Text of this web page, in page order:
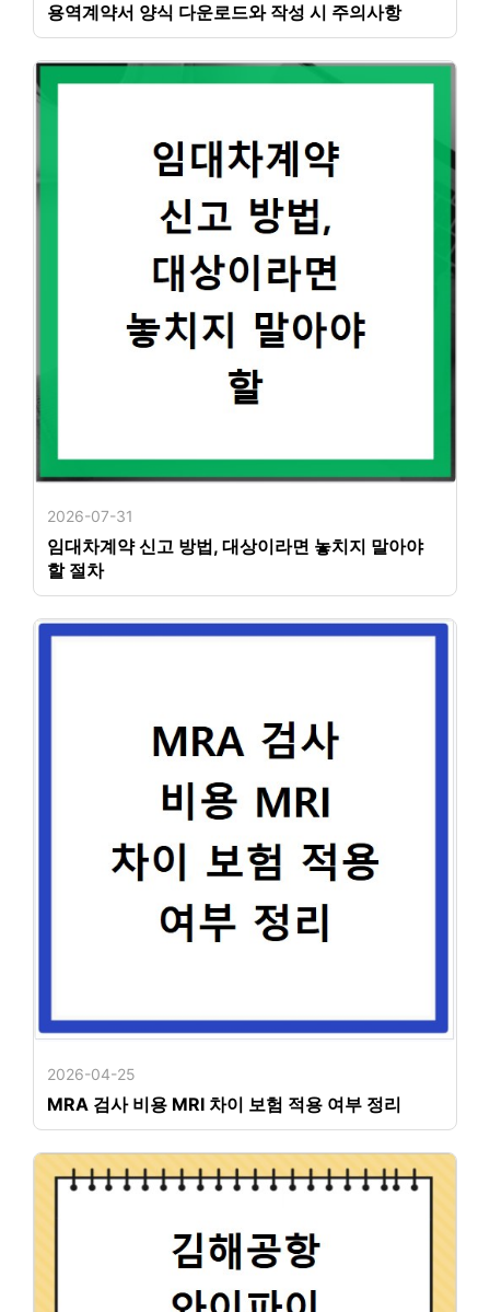
용역계약서 양식 다운로드와 작성 시 주의사항
2026-07-31
임대차계약 신고 방법, 대상이라면 놓치지 말아야
할 절차
2026-04-25
MRA 검사 비용 MRI 차이 보험 적용 여부 정리